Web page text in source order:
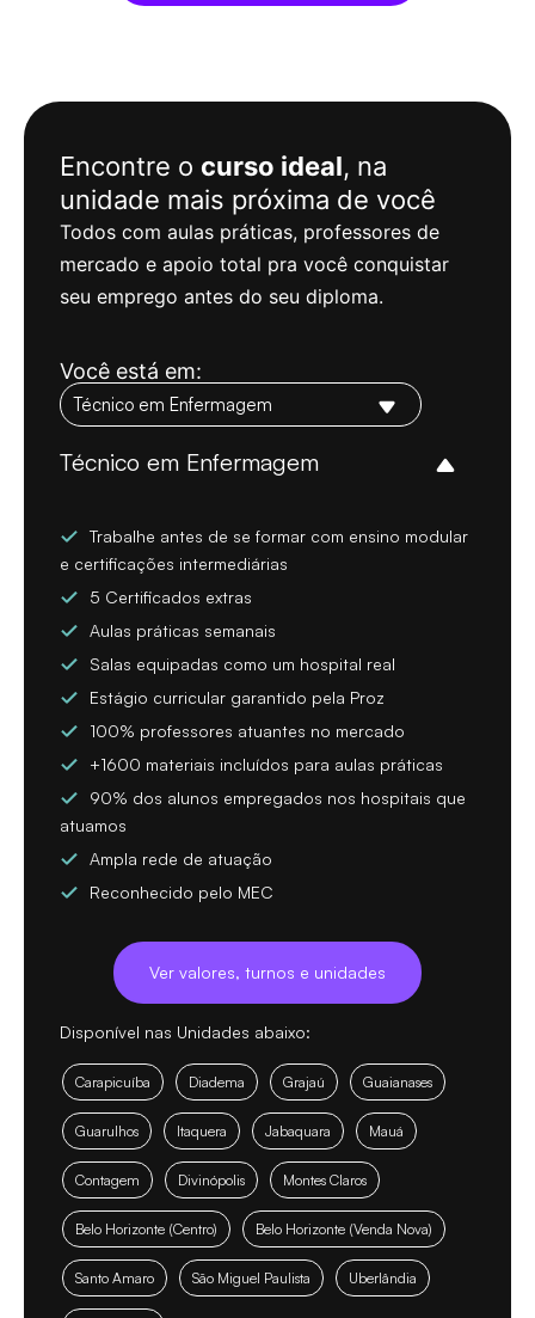
Encontre o curso ideal, na
unidade mais próxima de você
Todos com aulas práticas, professores de
mercado e apoio total pra você conquistar
seu emprego antes do seu diploma.
Você está em:
Técnico em Enfermagem
Trabalhe antes de se formar com ensino modular
e certificações intermediárias
5 Certificados extras
Aulas práticas semanais
Salas equipadas como um hospital real
Estágio curricular garantido pela Proz
100% professores atuantes no mercado
+1600 materiais incluídos para aulas práticas
90% dos alunos empregados nos hospitais que
atuamos
Ampla rede de atuação
Reconhecido pelo MEC
Ver valores, turnos e unidades
Disponível nas Unidades abaixo:
Carapicuíba Diadema Grajaú Guaianases
Guarulhos Itaquera Jabaquara Mauá
Contagem Divinópolis Montes Claros
Belo Horizonte (Centro) Belo Horizonte (Venda Nova)
Santo Amaro São Miguel Paulista Uberlândia